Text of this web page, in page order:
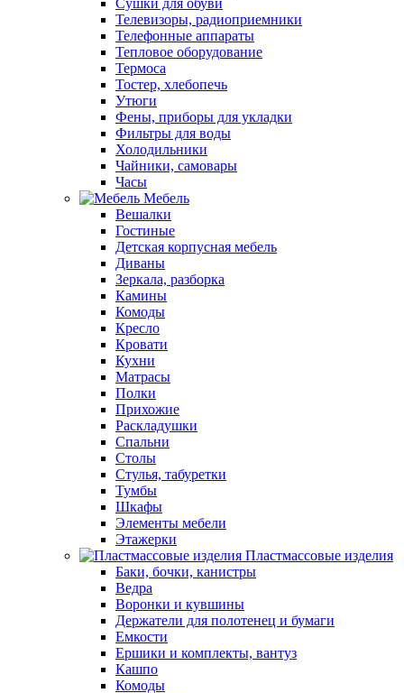
Сушки для обуви
Телевизоры, радиоприемники
Телефонные аппараты
Тепловое оборудование
Термоса
Тостер, хлебопечь
Утюги
Фены, приборы для укладки
Фильтры для воды
Холодильники
Чайники, самовары
Часы
Мебель
Вешалки
Гостиные
Детская корпусная мебель
Диваны
Зеркала, разборка
Камины
Комоды
Кресло
Кровати
Кухни
Матрасы
Полки
Прихожие
Раскладушки
Спальни
Столы
Стулья, табуретки
Тумбы
Шкафы
Элементы мебели
Этажерки
Пластмассовые изделия
Баки, бочки, канистры
Ведра
Воронки и кувшины
Держатели для полотенец и бумаги
Емкости
Ершики и комплекты, вантуз
Кашпо
Комоды